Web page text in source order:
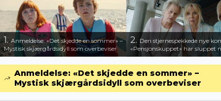
1.Anmeldelse: «Det skjedde en sommer» –
Mystisk skjærgårdsidyll som overbeviser
2. Den stjernespekkede nye
«Pensjonskuppet» har sluppet
Anmeldelse: «Det skjedde en sommer» –
Mystisk skjærgårdsidyll som overbeviser